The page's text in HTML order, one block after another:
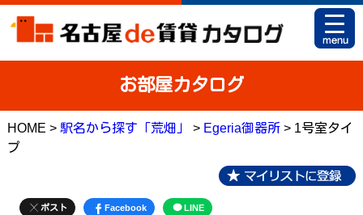
お部屋カタログ
HOME > 駅名から探す「荒畑」 > Egeria御器所> 1号室タイ
プ
ポスト Facebook LINE
駅名から探す
地図から探す